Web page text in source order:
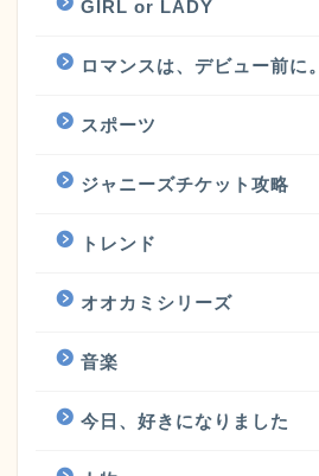
GIRL or LADY
ロマンスは、デビュー前に。
スポーツ
ジャニーズチケット攻略
トレンド
オオカミシリーズ
音楽
今日、好きになりました